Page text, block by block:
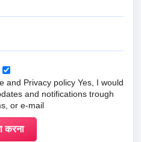
and Privacy policy Yes, I would
and notifications trough
or e-mail